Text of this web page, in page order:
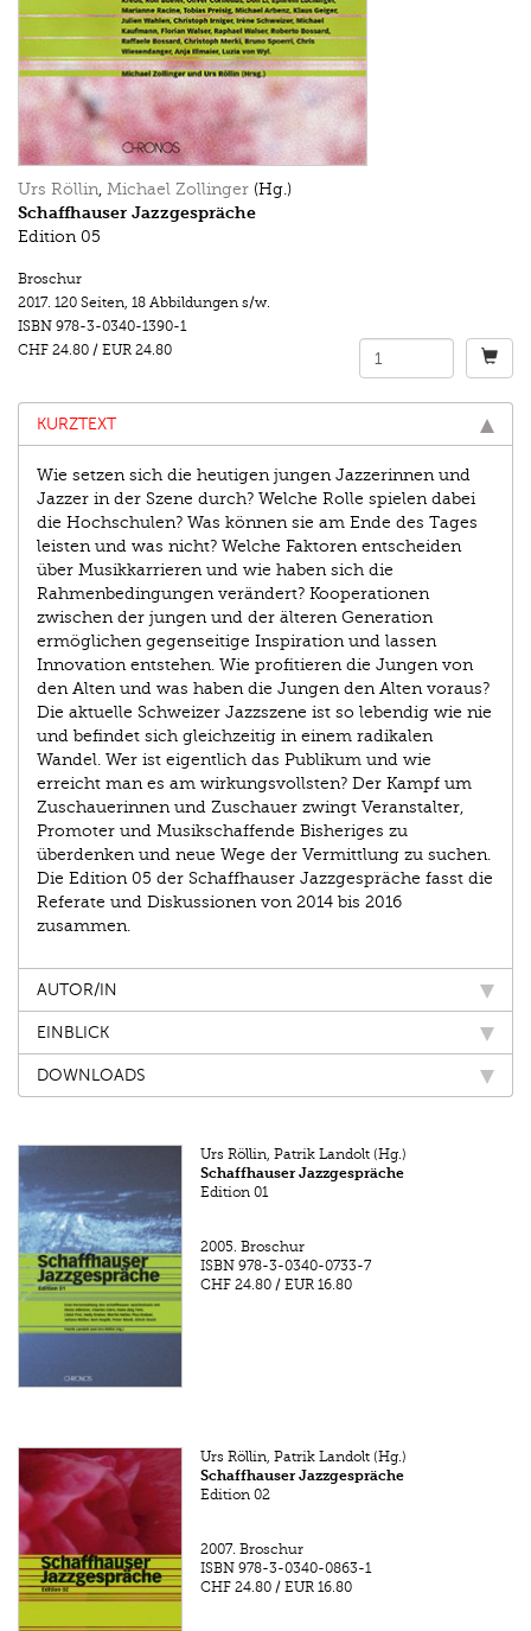
Urs Röllin, Michael Zollinger (Hg.)
Schaffhauser Jazzgespräche
Edition 05
Broschur
2017. 120 Seiten, 18 Abbildungen s/w.
ISBN 978-3-0340-1390-1
CHF 24.80 / EUR 24.80
KURZTEXT
Wie setzen sich die heutigen jungen Jazzerinnen und
Jazzer in der Szene durch? Welche Rolle spielen dabei
die Hochschulen? Was können sie am Ende des Tages
leisten und was nicht? Welche Faktoren entscheiden
über Musikkarrieren und wie haben sich die
Rahmenbedingungen verändert? Kooperationen
zwischen der jungen und der älteren Generation
ermöglichen gegenseitige Inspiration und lassen
Innovation entstehen. Wie profitieren die Jungen von
den Alten und was haben die Jungen den Alten voraus?
Die aktuelle Schweizer Jazzszene ist so lebendig wie nie
und befindet sich gleichzeitig in einem radikalen
Wandel. Wer ist eigentlich das Publikum und wie
erreicht man es am wirkungsvollsten? Der Kampf um
Zuschauerinnen und Zuschauer zwingt Veranstalter,
Promoter und Musikschaffende Bisheriges zu
überdenken und neue Wege der Vermittlung zu suchen.
Die Edition 05 der Schaffhauser Jazzgespräche fasst die
Referate und Diskussionen von 2014 bis 2016
zusammen.
AUTOR/IN
EINBLICK
DOWNLOADS
Urs Röllin, Patrik Landolt (Hg.)
Schaffhauser Jazzgespräche
Edition 01
2005. Broschur
ISBN 978-3-0340-0733-7
CHF 24.80 /EUR 16.80
Urs Röllin, Patrik Landolt (Hg.)
Schaffhauser Jazzgespräche
Edition 02
2007. Broschur
ISBN 978-3-0340-0863-1
CHF 24.80 /EUR 16.80